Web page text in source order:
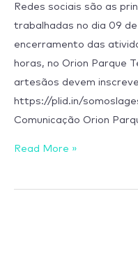
Redes sociais são as
trabalhadas no dia 09
encerramento das
horas, no Orion Parque
artesãos devem
https://plid.in/
Comunicação Orion
Read More »